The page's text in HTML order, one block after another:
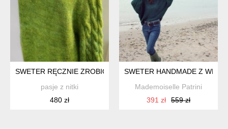
SWETER RĘCZNIE ZROBIONY
pasje z nitki
480 zł
SWETER HANDMADE Z
Mademoiselle Patrini
391 zł
559 zł